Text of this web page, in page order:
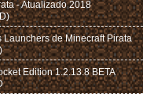
- Atualizado 2018
Launchers de Minecraft Pirata
Edition 1.2.13.8 BETA